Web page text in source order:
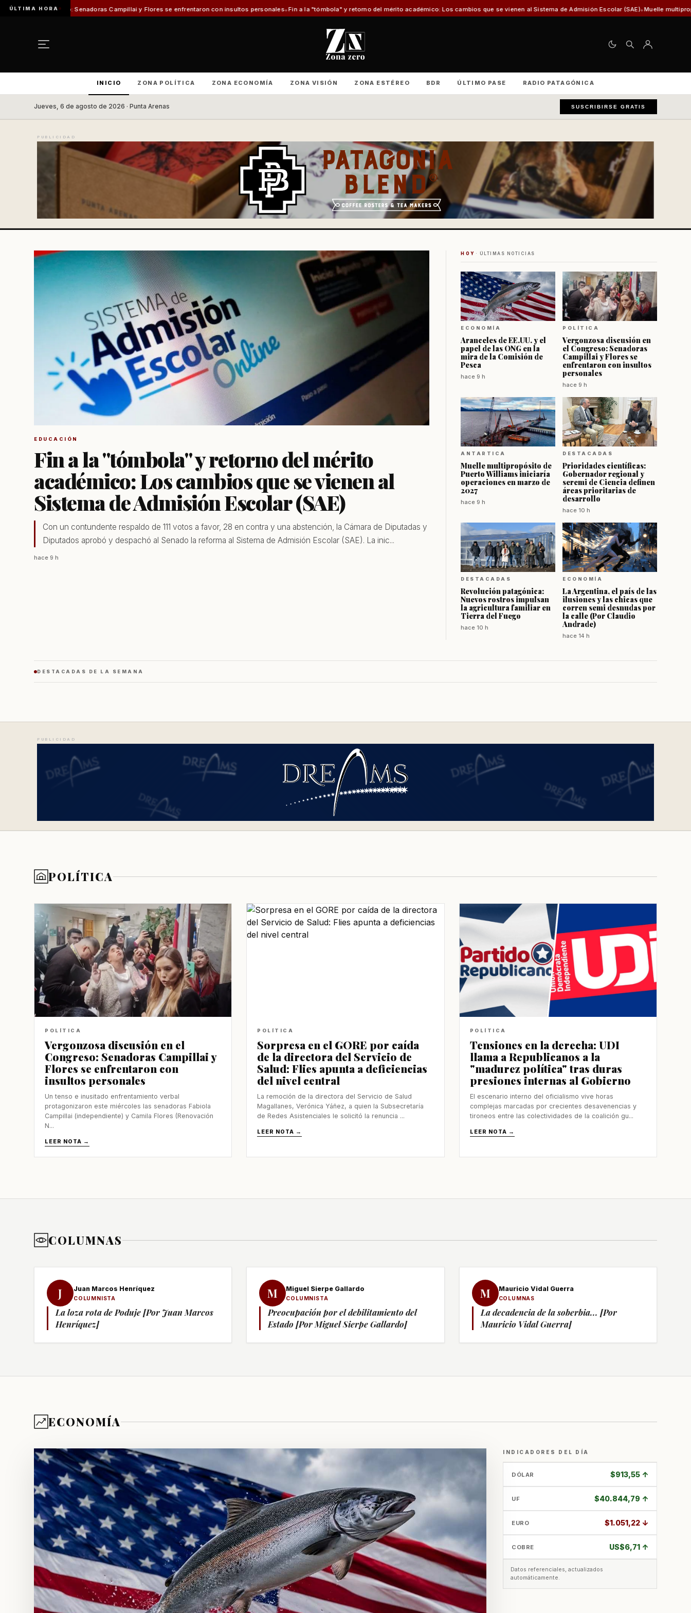
ÚLTIMA HORA
Campillai y Flores se enfrentaron con insultos personales Fin a la "tómbola" y retorno del mérito académico: Los cambios que se vienen al Sistema de Admisión Escolar (SAE) Muelle multipropósito de Puerto Williams
INICIO ZONA POLÍTICA ZONA ECONOMÍA ZONA VISIÓN ZONA ESTÉREO BDR ÚLTIMO PASE RADIO PATAGÓNICA
Jueves, 6 de agosto de 2026 · Punta Arenas SUSCRIBIRSE GRATIS
PUBLICIDAD
EDUCACIÓN
Fin a la "tómbola" y retorno del mérito
académico: Los cambios que se vienen al
Sistema de Admisión Escolar (SAE)
Con un contundente respaldo de 111 votos a favor, 28 en contra y una abstención, la Cámara de Diputadas y
Diputados aprobó y despachó al Senado la reforma al Sistema de Admisión Escolar (SAE). La inic...
hace 9 h
HOY · ÚLTIMAS NOTICIAS
ECONOMÍA
Aranceles de EE.UU. y el
papel de las ONG en la
mira de la Comisión de
Pesca
hace 9 h
POLÍTICA
Vergonzosa discusión en
el Congreso: Senadoras
Campillai y Flores se
enfrentaron con insultos
personales
hace 9 h
ANTARTICA
Muelle multipropósito de
Puerto Williams iniciaría
operaciones en marzo de
2027
hace 9 h
DESTACADAS
Prioridades científicas:
Gobernador regional y
seremi de Ciencia definen
áreas prioritarias de
desarrollo
hace 10 h
DESTACADAS
Revolución patagónica:
Nuevos rostros impulsan
la agricultura familiar en
Tierra del Fuego
hace 10 h
ECONOMÍA
La Argentina, el país de las
ilusiones y las chicas que
corren semi desnudas por
la calle (Por Claudio
Andrade)
hace 14 h
DESTACADAS DE LA SEMANA
obras del Aeródromo de Natales
al último trimestre de 2026
a la prensa
presiones internas al Gobierno
durarán tres años
lista recién en 8 años
PUBLICIDAD
POLÍTICA
POLÍTICA
Vergonzosa discusión en el
Congreso: Senadoras Campillai y
Flores se enfrentaron con
insultos personales
Un tenso e inusitado enfrentamiento verbal
protagonizaron este miércoles las senadoras Fabiola
Campillai (independiente) y Camila Flores (Renovación
N...
LEER NOTA →
POLÍTICA
Sorpresa en el GORE por caída
de la directora del Servicio de
Salud: Flies apunta a deficiencias
del nivel central
La remoción de la directora del Servicio de Salud
Magallanes, Verónica Yáñez, a quien la Subsecretaría
de Redes Asistenciales le solicitó la renuncia ...
LEER NOTA →
POLÍTICA
Tensiones en la derecha: UDI
llama a Republicanos a la
"madurez política" tras duras
presiones internas al Gobierno
El escenario interno del oficialismo vive horas
complejas marcadas por crecientes desavenencias y
tironeos entre las colectividades de la coalición gu...
LEER NOTA →
COLUMNAS
J Juan Marcos Henríquez
COLUMNISTA
La loza rota de Poduje [Por Juan Marcos
Henríquez]
M Miguel Sierpe Gallardo
COLUMNISTA
Preocupación por el debilitamiento del
Estado [Por Miguel Sierpe Gallardo]
M Mauricio Vidal Guerra
COLUMNAS
La decadencia de la soberbia... [Por
Mauricio Vidal Guerra]
ECONOMÍA
INDICADORES DEL DÍA
DÓLAR $913,55 ↑
UF $40.844,79 ↑
EURO $1.051,22 ↓
COBRE US$6,71 ↑
Datos referenciales, actualizados
automáticamente.